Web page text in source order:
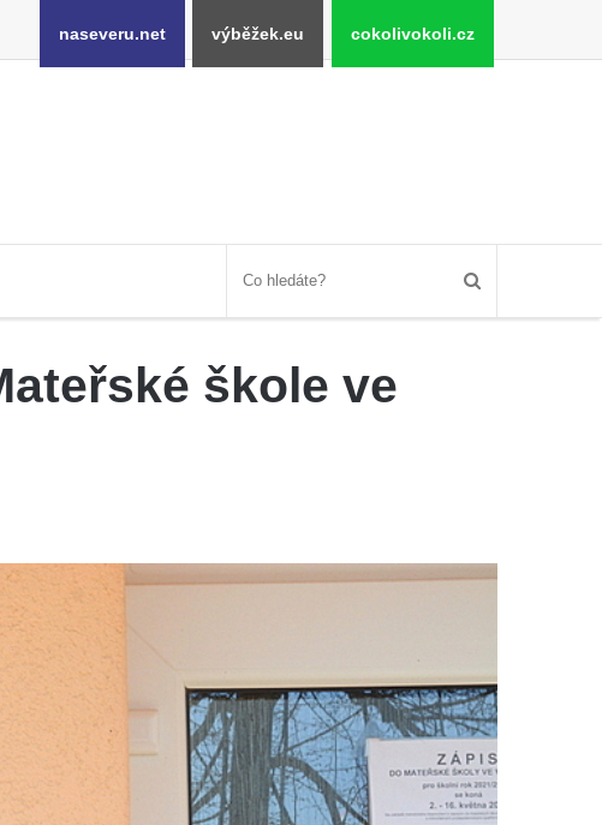
naseveru.net výběžek.eu cokolivokoli.cz
škole ve